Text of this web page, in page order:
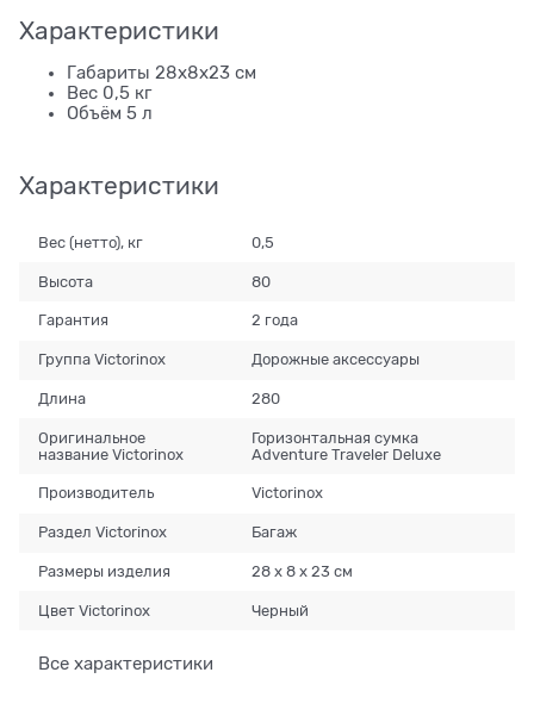
Характеристики
Габариты 28x8x23 см
Вес 0,5 кг
Объём 5 л
Характеристики
Вес (нетто), кг 0,5
Высота 80
Гарантия 2 года
Группа Victorinox Дорожные аксессуары
Длина 280
Оригинальное
название Victorinox
Горизонтальная сумка
Adventure Traveler Deluxe
Производитель Victorinox
Раздел Victorinox Багаж
Размеры изделия 28 х 8 х 23 см
Цвет Victorinox Черный
Все характеристики